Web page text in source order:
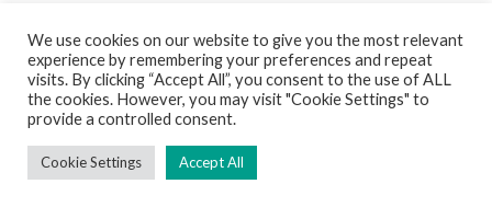
participate in a Boot Camp or simply learn more?
Contact us!
Copyright 2026 ©Future Food Institute
We use cookies on our website to give you the most relevant
experience by remembering your preferences and repeat
visits. By clicking “Accept All”, you consent to the use of ALL
the cookies. However, you may visit "Cookie Settings" to
provide a controlled consent.
Cookie Settings Accept All